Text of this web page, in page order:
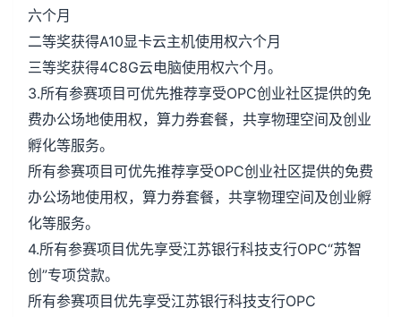
六个月
二等奖获得A10显卡云主机使用权六个月
三等奖获得4C8G云电脑使用权六个月。
3.所有参赛项目可优先推荐享受OPC创业社区提供的免
费办公场地使用权，算力券套餐，共享物理空间及创业
孵化等服务。
所有参赛项目可优先推荐享受OPC创业社区提供的免费
办公场地使用权，算力券套餐，共享物理空间及创业孵
化等服务。
4.所有参赛项目优先享受江苏银行科技支行OPC“苏智
创”专项贷款。
所有参赛项目优先享受江苏银行科技支行OPC